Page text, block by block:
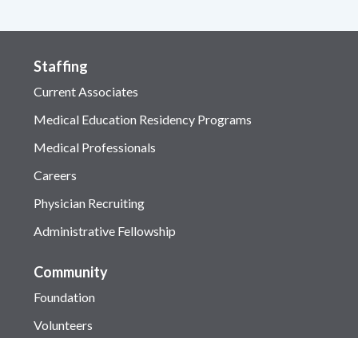
Staffing
Current Associates
Medical Education Residency Programs
Medical Professionals
Careers
Physician Recruiting
Administrative Fellowship
Community
Foundation
Volunteers